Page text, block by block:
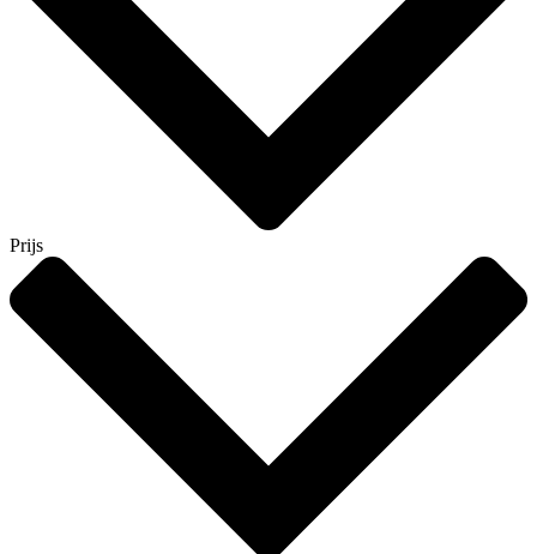
Prijs